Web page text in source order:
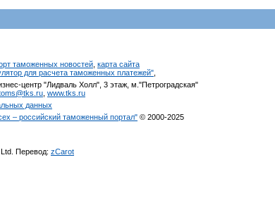
таможенных новостей карта сайта
для расчета таможенных платежей"
центр "Лидваль Холл", 3 этаж, м."Петроградская"
www.tks.ru
данных
– российский таможенный портал" © 2000-2025
Перевод: zCarot